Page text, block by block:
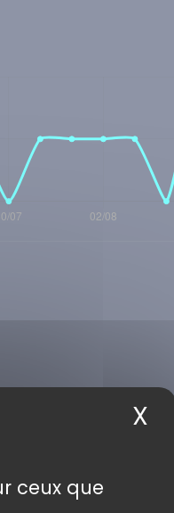
ceux que
X